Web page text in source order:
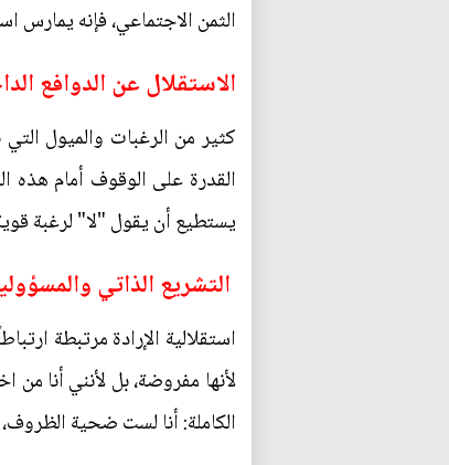
الثمن الاجتماعي، فإنه يمارس
الاستقلال عن الدوافع
كثير من الرغبات والميول
القدرة على الوقوف أمام هذه
يستطيع أن يقول "لا" لرغبة
التشريع الذاتي
استقلالية الإرادة مرتبطة
لأنها مفروضة، بل لأنني أنا
الكاملة: أنا لست ضحية